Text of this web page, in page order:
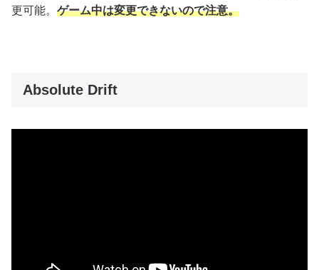
更可能。 ゲーム中は変更できないので注意。
Absolute Drift